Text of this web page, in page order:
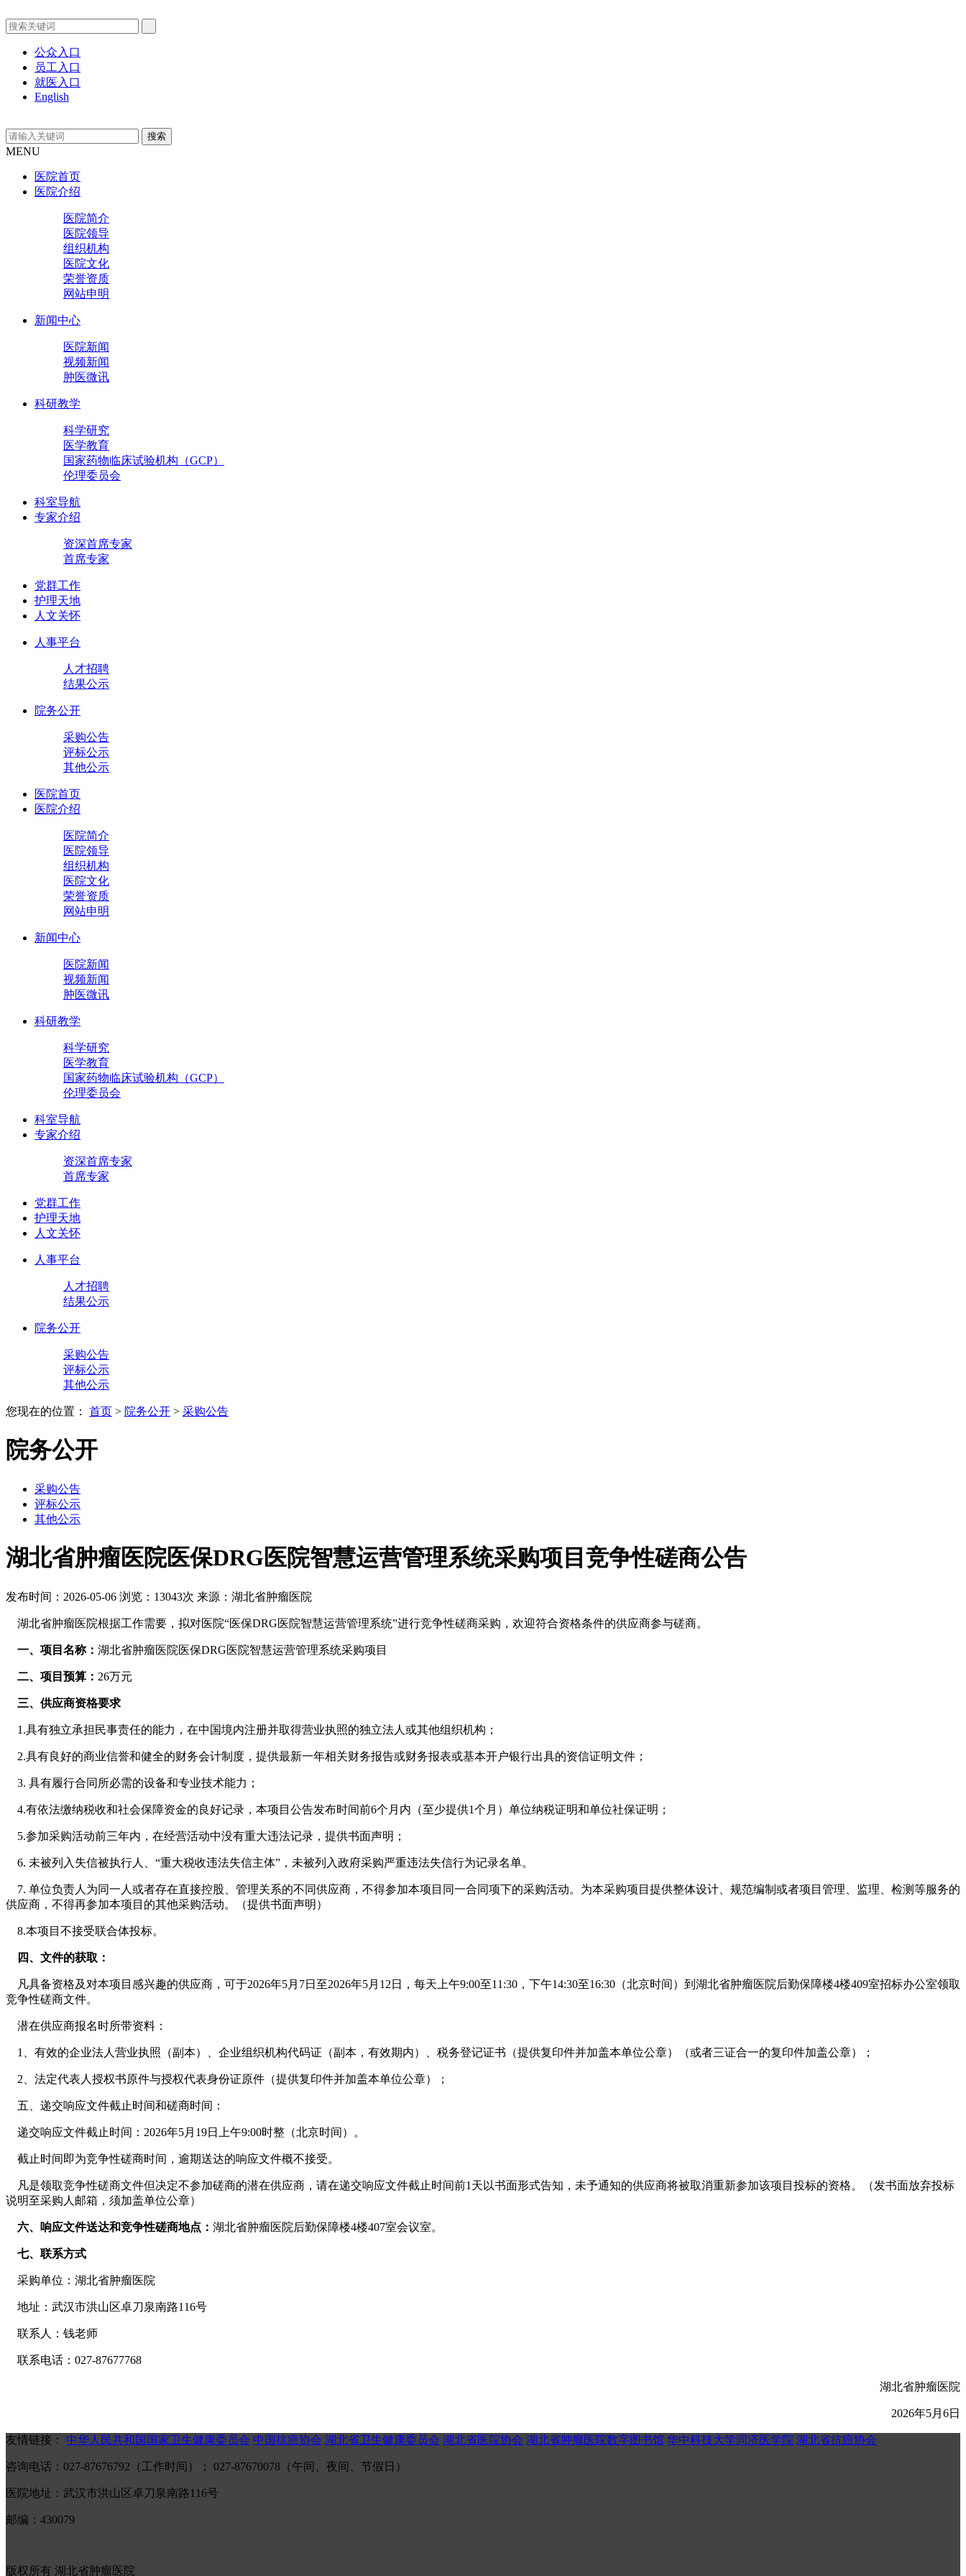
公众入口
员工入口
就医入口
English
MENU
医院首页
医院介绍
医院简介
医院领导
组织机构
医院文化
荣誉资质
网站申明
新闻中心
医院新闻
视频新闻
肿医微讯
科研教学
科学研究
医学教育
国家药物临床试验机构（GCP）
伦理委员会
科室导航
专家介绍
资深首席专家
首席专家
党群工作
护理天地
人文关怀
人事平台
人才招聘
结果公示
院务公开
采购公告
评标公示
其他公示
医院首页
医院介绍
医院简介
医院领导
组织机构
医院文化
荣誉资质
网站申明
新闻中心
医院新闻
视频新闻
肿医微讯
科研教学
科学研究
医学教育
国家药物临床试验机构（GCP）
伦理委员会
科室导航
专家介绍
资深首席专家
首席专家
党群工作
护理天地
人文关怀
人事平台
人才招聘
结果公示
院务公开
采购公告
评标公示
其他公示
您现在的位置： 首页 > 院务公开 > 采购公告
院务公开
采购公告
评标公示
其他公示
湖北省肿瘤医院医保DRG医院智慧运营管理系统采购项目竞争性磋商公告
发布时间：2026-05-06 浏览：13043次 来源：湖北省肿瘤医院
湖北省肿瘤医院根据工作需要，拟对医院“医保DRG医院智慧运营管理系统”进行竞争性磋商采购，欢迎符合资格条件的供应商参与磋商。
一、项目名称： 湖北省肿瘤医院医保DRG医院智慧运营管理系统采购项目
二、项目预算： 26万元
三、供应商资格要求
1.具有独立承担民事责任的能力，在中国境内注册并取得营业执照的独立法人或其他组织机构；
2.具有良好的商业信誉和健全的财务会计制度，提供最新一年相关财务报告或财务报表或基本开户银行出具的资信证明文件；
3. 具有履行合同所必需的设备和专业技术能力；
4.有依法缴纳税收和社会保障资金的良好记录，本项目公告发布时间前6个月内（至少提供1个月）单位纳税证明和单位社保证明；
5.参加采购活动前三年内，在经营活动中没有重大违法记录，提供书面声明；
6. 未被列入失信被执行人、“重大税收违法失信主体”，未被列入政府采购严重违法失信行为记录名单。
7. 单位负责人为同一人或者存在直接控股、管理关系的不同供应商，不得参加本项目同一合同项下的采购活动。为本采购项目提供整体设计、规范编制或者项目管理、监理、检测等服务的
供应商，不得再参加本项目的其他采购活动。（提供书面声明）
8.本项目不接受联合体投标。
四、文件的获取：
凡具备资格及对本项目感兴趣的供应商，可于2026年5月7日至2026年5月12日，每天上午9:00至11:30，下午14:30至16:30（北京时间）到湖北省肿瘤医院后勤保障楼4楼409室招标办公室领取
竞争性磋商文件。
潜在供应商报名时所带资料：
1、有效的企业法人营业执照（副本）、企业组织机构代码证（副本，有效期内）、税务登记证书（提供复印件并加盖本单位公章）（或者三证合一的复印件加盖公章）；
2、法定代表人授权书原件与授权代表身份证原件（提供复印件并加盖本单位公章）；
五、递交响应文件截止时间和磋商时间：
递交响应文件截止时间：2026年5月19日上午9:00时整（北京时间）。
截止时间即为竞争性磋商时间，逾期送达的响应文件概不接受。
凡是领取竞争性磋商文件但决定不参加磋商的潜在供应商，请在递交响应文件截止时间前1天以书面形式告知，未予通知的供应商将被取消重新参加该项目投标的资格。（发书面放弃投标
说明至采购人邮箱，须加盖单位公章）
六、响应文件送达和竞争性磋商地点： 湖北省肿瘤医院后勤保障楼4楼407室会议室。
七、联系方式
采购单位：湖北省肿瘤医院
地址：武汉市洪山区卓刀泉南路116号
联系人：钱老师
联系电话：027-87677768
湖北省肿瘤医院
2026年5月6日
友情链接： 中华人民共和国国家卫生健康委员会 中国抗癌协会 湖北省卫生健康委员会 湖北省医院协会 湖北省肿瘤医院数字图书馆 华中科技大学同济医学院 湖北省抗癌协会
咨询电话：027-87676792（工作时间）； 027-87670078（午间、夜间、节假日）
医院地址：武汉市洪山区卓刀泉南路116号
邮编：430079
版权所有 湖北省肿瘤医院